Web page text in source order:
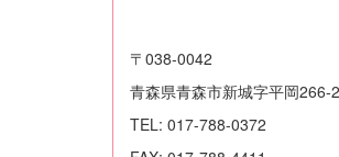
〒038-0042
青森県青森市新城字平岡266-
TEL: 017-788-0372